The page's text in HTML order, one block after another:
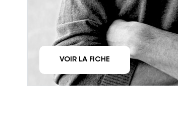
VOIR LA FICHE